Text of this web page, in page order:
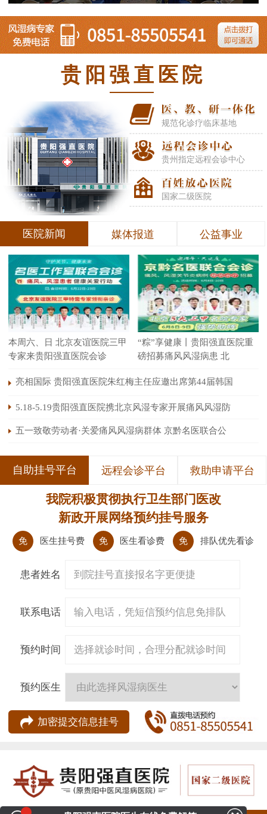
贵阳强直医院
规范化诊疗临床基地
贵州指定远程会诊中心
国家二级医院
医院新闻 媒体报道 公益事业
本周六、日 北京友谊医院三甲
专家来贵阳强直医院会诊
“粽”享健康丨贵阳强直医院重
磅招募痛风风湿病患 北
亮相国际 贵阳强直医院朱红梅主任应邀出席第44届韩国
5.18-5.19贵阳强直医院携北京风湿专家开展痛风风湿防
五一致敬劳动者·关爱痛风风湿病群体 京黔名医联合公
自助挂号平台 远程会诊平台 救助申请平台
我院积极贯彻执行卫生部门医改
新政开展网络预约挂号服务
免 医生挂号费 免 医生看诊费 免 排队优先看诊
患者姓名
联系电话
预约时间
预约医生